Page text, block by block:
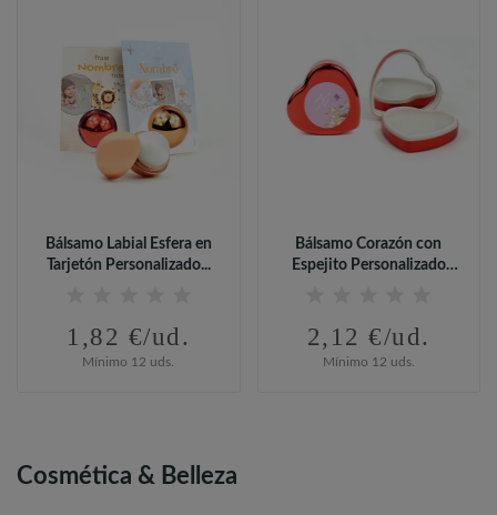
Bálsamo Labial Esfera en
Tarjetón Personalizado...
1,82 €/ud.
Mínimo 12 uds.
Bálsamo Corazón con
Espejito Personalizado
2,12 €/ud.
Mínimo 12 uds.
Cosmética & Belleza